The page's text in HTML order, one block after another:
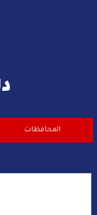
المحافظات